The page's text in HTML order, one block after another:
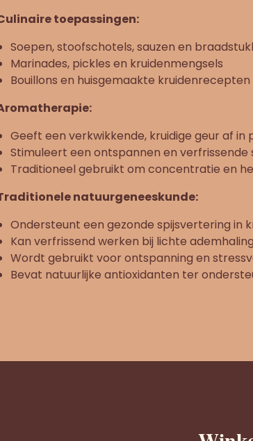
toepassingen:
Soepen, stoofschotels, sauzen en
Marinades, pickles en kruidenmengsels
Bouillons en huisgemaakte kruidenrecepten
Geeft een verkwikkende, kruidige geur af in
Stimuleert een ontspannen en verfrissende
Traditioneel gebruikt om concentratie en
natuurgeneeskunde:
Ondersteunt een gezonde spijsvertering in
Kan verfrissend werken bij lichte
Wordt gebruikt voor ontspanning en
Bevat natuurlijke antioxidanten ter